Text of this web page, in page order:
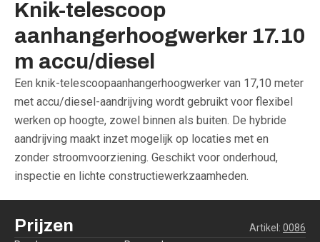
Knik-telescoop
aanhangerhoogwerker 17.10
m accu/diesel
Een knik-telescoopaanhangerhoogwerker van 17,10 meter
met accu/diesel-aandrijving wordt gebruikt voor flexibel
werken op hoogte, zowel binnen als buiten. De hybride
aandrijving maakt inzet mogelijk op locaties met en
zonder stroomvoorziening. Geschikt voor onderhoud,
inspectie en lichte constructiewerkzaamheden.
Prijzen Artikel: 0086